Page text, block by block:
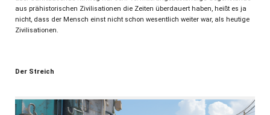
aus prähistorischen Zivilisationen die Zeiten überdauert haben, heißt es ja
nicht, dass der Mensch einst nicht schon wesentlich weiter war, als heutige
Zivilisationen.
Der Streich